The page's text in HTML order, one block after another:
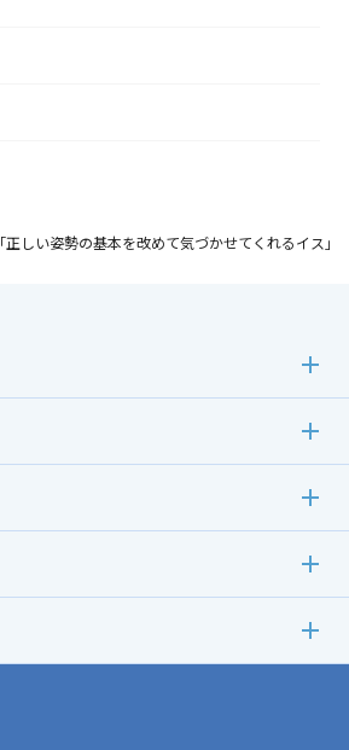
「正しい姿勢の基本を改めて気づかせてくれるイス」